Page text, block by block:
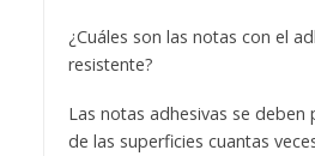
¿Cuáles son las notas con el
resistente?
Las notas adhesivas se deben
de las superficies cuantas